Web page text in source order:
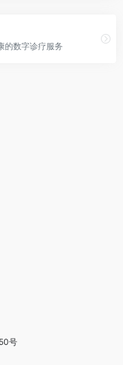
的数字诊疗服务
号